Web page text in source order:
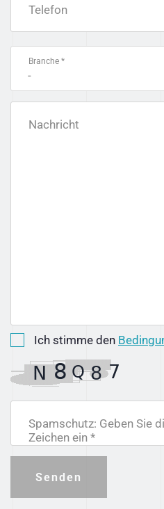
Telefon
Branche *
-
Nachricht
Ich stimme den
Spamschutz: Geben Sie
Zeichen ein *
Senden